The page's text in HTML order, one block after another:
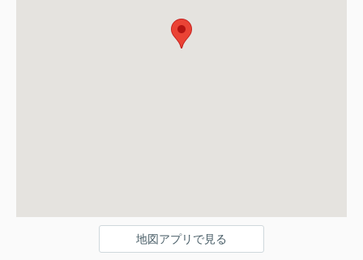
地図アプリで見る